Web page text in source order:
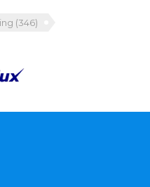
(346)